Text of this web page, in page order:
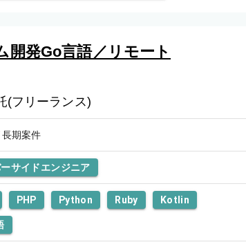
開発Go言語／リモート
(フリーランス)
期案件
サイドエンジニア
PHP Python Ruby Kotlin